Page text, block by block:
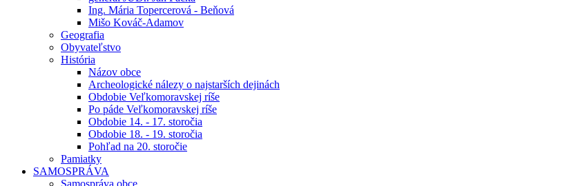
Ing. Mária Topercerová - Beňová
Mišo Kováč-Adamov
Geografia
Obyvateľstvo
História
Názov obce
Archeologické nálezy o najstarších dejinách
Obdobie Veľkomoravskej ríše
Po páde Veľkomoravskej ríše
Obdobie 14. - 17. storočia
Obdobie 18. - 19. storočia
Pohľad na 20. storočie
Pamiatky
SAMOSPRÁVA
Samospráva obce